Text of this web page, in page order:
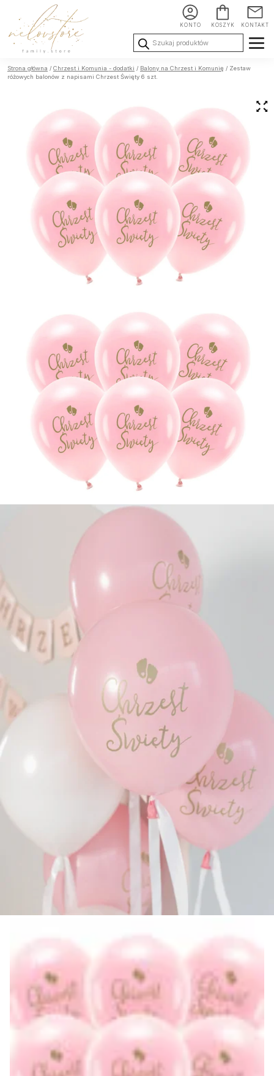
KONTO KOSZYK KONTAKT
Wyszukiwarka
produktów
Ślub i
Wesele
Chrzest i
Komunia
Urodziny i
Strona główna / Chrzest i Komunia - dodatki / Balony na Chrzest i Komunię / Zestaw
różowych balonów z napisami Chrzest Święty 6 szt.